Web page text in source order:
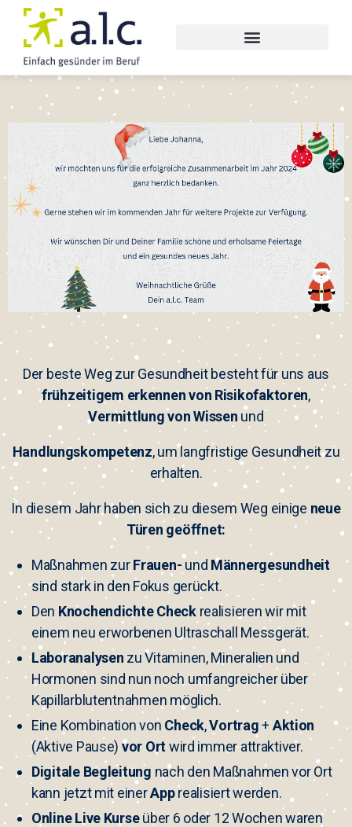
Der beste Weg zur Gesundheit besteht für uns aus
frühzeitigem erkennen von Risikofaktoren,
VermittlungvonWissen und
Handlungskompetenz, um langfristige Gesundheit zu
erhalten.
In diesem Jahr haben sich zu diesem Weg einige neue
Türen geöffnet:
Maßnahmen zurFrauen- und Männergesundheit
sind stark in den Fokus gerückt.
Den Knochendichte Checkrealisieren wir mit
einem neu erworbenen Ultraschall Messgerät.
Laboranalysen zu Vitaminen, Mineralien und
Hormonen sind nun noch umfangreicher über
Kapillarblutentnahmen möglich.
Eine Kombination von Check,Vortrag+ Aktion
(Aktive Pause) vor Ortwird immer attraktiver.
Digitale Begleitung nach den Maßnahmen vor Ort
kann jetzt mit einerApprealisiert werden.
Online Live Kurseüber 6 oder 12 Wochen waren